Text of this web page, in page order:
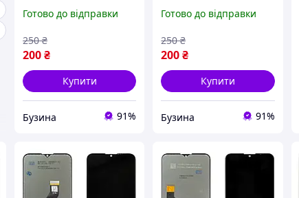
Готово до відправки
200₴
250 ₴
Купити
Бузина 91%
Готово до відправки
200₴
250 ₴
Купити
Бузина 91%